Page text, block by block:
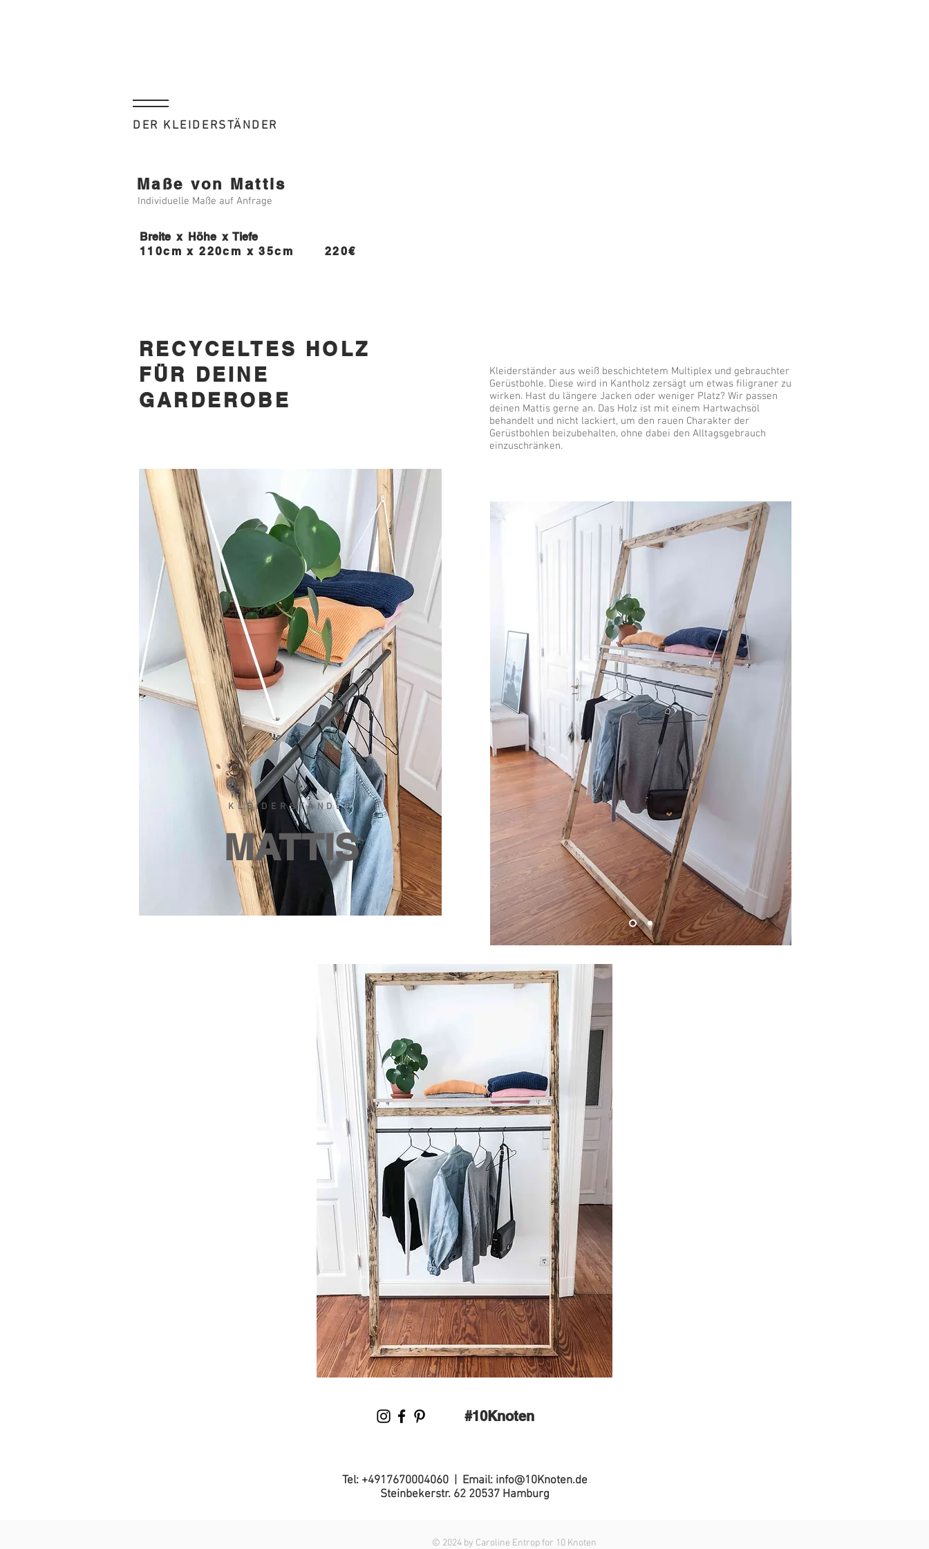
DER KLEIDERSTÄNDER
Maße von Mattis
Individuelle Maße auf Anfrage
Breite x Höhe x Tiefe
110cm x 220cm x 35cm 220€
RECYCELTES HOLZ
FÜR DEINE
GARDEROBE
KLEIDERSTÄNDER
MATTIS
Kleiderständer aus weiß beschichtetem Multiplex und gebrauchter
Gerüstbohle. Diese wird in Kantholz zersägt um etwas filigraner zu
wirken. Hast du längere Jacken oder weniger Platz? Wir passen
deinen Mattis gerne an. Das Holz ist mit einem Hartwachsöl
behandelt und nicht lackiert, um den rauen Charakter der
Gerüstbohlen beizubehalten, ohne dabei den Alltagsgebrauch
einzuschränken.
#10Knoten
Tel: +4917670004060 | Email: info@10Knoten.de
Steinbekerstr. 62 20537 Hamburg
© 2024 by Caroline Entrop for 10 Knoten